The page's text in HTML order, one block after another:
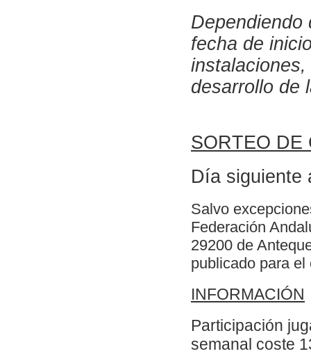
Dependiendo
fecha de
desarrollo de
SORTEO DE
Día siguiente
Salvo
Federación
29200 de
publicado para
INFORMACIÓN
Participación
semanal coste